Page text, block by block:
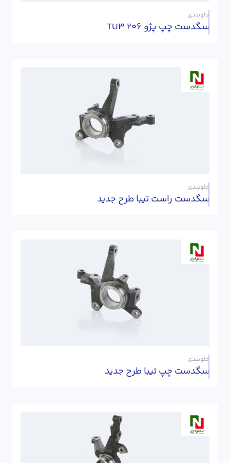
جلوبندی
سگدست چپ پژو 206 TU3
جلوبندی
سگدست راست تیبا طرح جدید
جلوبندی
سگدست چپ تیبا طرح جدید